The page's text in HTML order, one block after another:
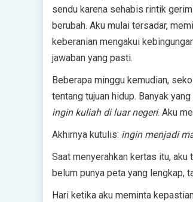
sendu karena sehabis rintik
berubah. Aku mulai tersadar,
keberanian mengakui
jawaban yang pasti.
Beberapa minggu kemudian,
tentang tujuan hidup. Banyak
ingin kuliah di luar negeri. Aku
Akhirnya kutulis: ingin menjadi
Saat menyerahkan kertas itu,
belum punya peta yang lengkap,
Hari ketika aku meminta